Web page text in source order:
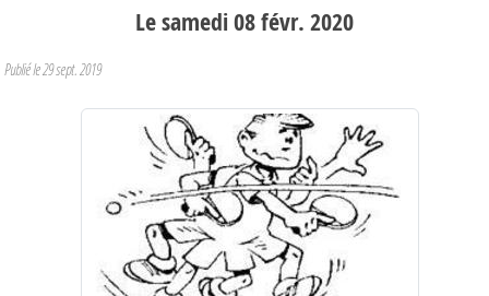
Lesamedi08févr.2020
Publié le29 sept. 2019